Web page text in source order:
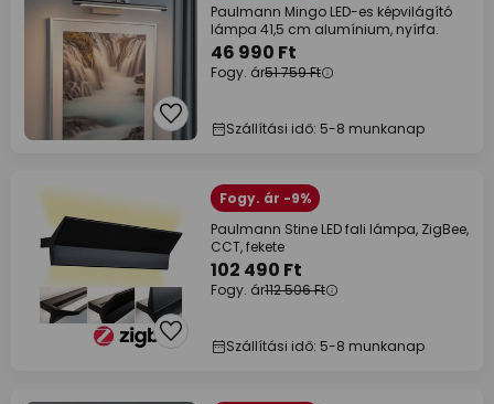
Paulmann Mingo LED-es képvilágító
lámpa 41,5 cm alumínium, nyírfa.
46 990 Ft
Fogy. ár51 759 Ft
Szállítási idő: 5-8 munkanap
Fogy. ár -9%
Paulmann Stine LED fali lámpa, ZigBee,
CCT, fekete
102 490 Ft
Fogy. ár112 506 Ft
Szállítási idő: 5-8 munkanap